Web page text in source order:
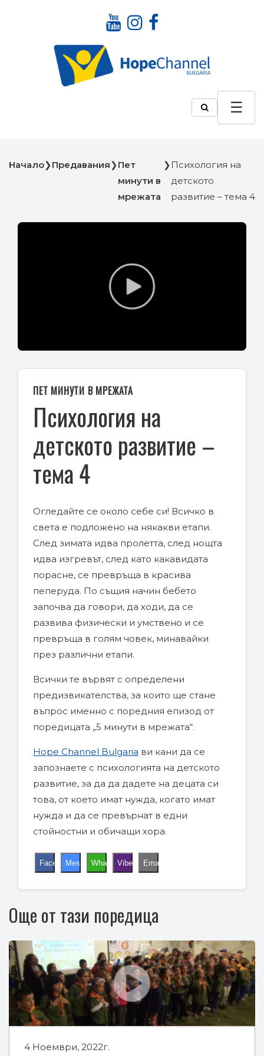
Начало❯Предавания❯Пет
минути в
мрежата
❯Психология на
детското
развитие – тема 4
Play
ПЕТ МИНУТИ В МРЕЖАТА
Психология на
детското развитие –
тема 4
Огледайте се около себе си! Всичко в
света е подложено на някакви етапи.
След зимата идва пролетта, след нощта
идва изгревът, след като какавидата
порасне, се превръща в красива
пеперуда. По същия начин бебето
започва да говори, да ходи, да се
развива физически и умствено и се
превръща в голям човек, минавайки
през различни етапи.
Всички те вървят с определени
предизвикателства, за които ще стане
въпрос именно с поредния епизод от
поредицата „5 минути в мрежата“.
Hope Channel Bulgaria ви кани да се
запознаете с психологията на детското
развитие, за да да дадете на децата си
това, от което имат нужда, когато имат
нужда и да се превърнат в едни
стойностни и обичащи хора.
FacebookMessengerWhatsApp
Viber Email
Още от тази поредица
4 Ноември, 2022г.